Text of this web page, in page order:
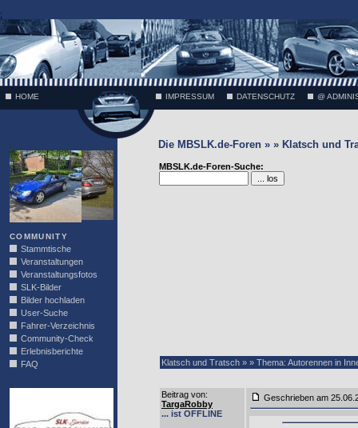
;
HOME IMPRESSUM DATENSCHUTZ @
COMMUNITY
Stammtische
Veranstaltungen
Veranstaltungsfotos
SLK-Bilder
Bilder hochladen
User-Suche
Fahrer-Verzeichnis
Community-Check
Erlebnisberichte
FAQ
Die MBSLK.de-Foren » » Klatsch und
MBSLK.de-Foren-Suche:
Klatsch und Tratsch » » Thema: Autorennen in
Beitrag von:
TargaRobby
... ist OFFLINE
Geschrieben am